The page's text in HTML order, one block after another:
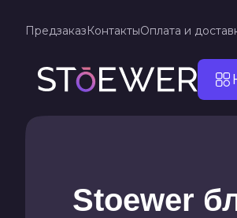
ПредзаказКонтактыОплата и
Stoewer